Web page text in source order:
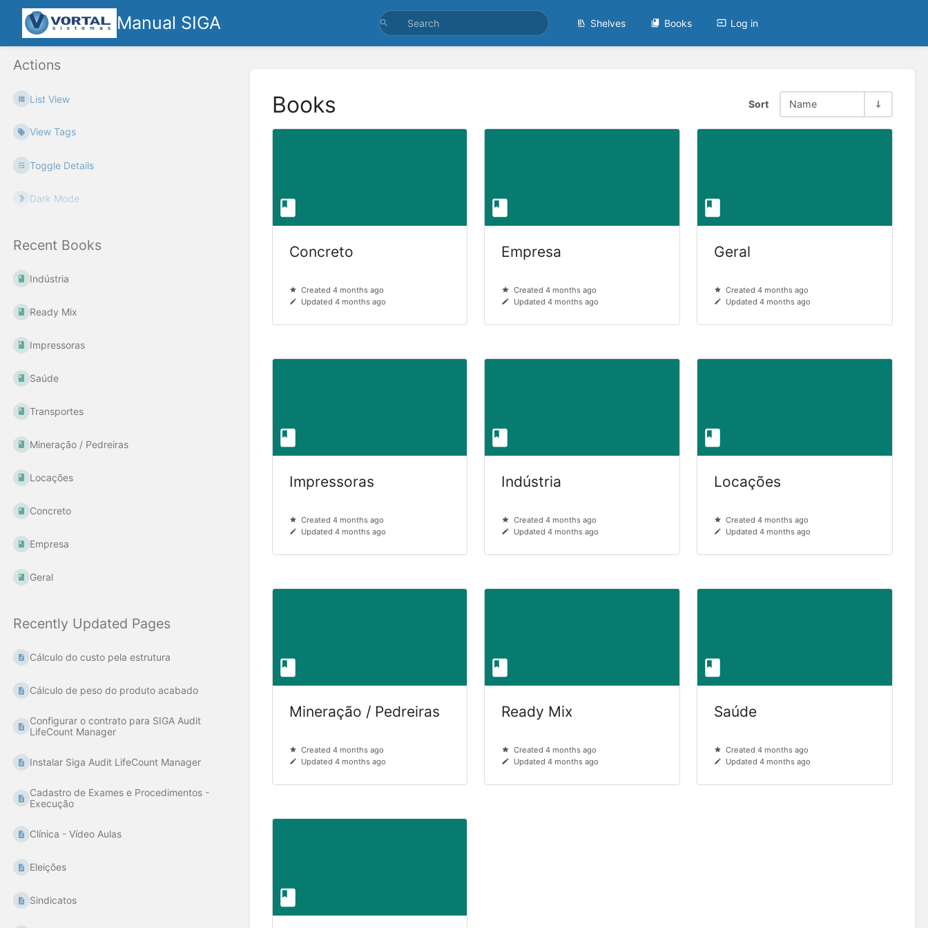
Manual SIGA Shelves Books Log in
Actions
List View
View Tags
Toggle Details
Dark Mode
Recent Books
Indústria
Ready Mix
Impressoras
Saúde
Transportes
Mineração / Pedreiras
Locações
Concreto
Empresa
Geral
Recently Updated Pages
Cálculo do custo pela estrutura
Cálculo de peso do produto acabado
Configurar o contrato para SIGA Audit
LifeCount Manager
Instalar Siga Audit LifeCount Manager
Cadastro de Exames e Procedimentos -
Execução
Clínica - Vídeo Aulas
Eleições
Sindicatos
Books Sort Name
Concreto
Created 4 months ago
Updated 4 months ago
Empresa
Created 4 months ago
Updated 4 months ago
Geral
Created 4 months ago
Updated 4 months ago
Impressoras
Created 4 months ago
Updated 4 months ago
Indústria
Created 4 months ago
Updated 4 months ago
Locações
Created 4 months ago
Updated 4 months ago
Mineração / Pedreiras
Created 4 months ago
Updated 4 months ago
Ready Mix
Created 4 months ago
Updated 4 months ago
Saúde
Created 4 months ago
Updated 4 months ago